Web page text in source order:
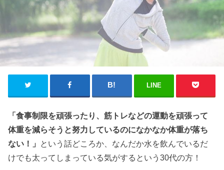
LINE
「食事制限を頑張ったり、筋トレなどの運動を頑張って
体重を減らそうと努力しているのになかなか体重が落ち
ない！」 という話どころか、なんだか水を飲んでいるだ
けでも太ってしまっている気がするという30代の方！